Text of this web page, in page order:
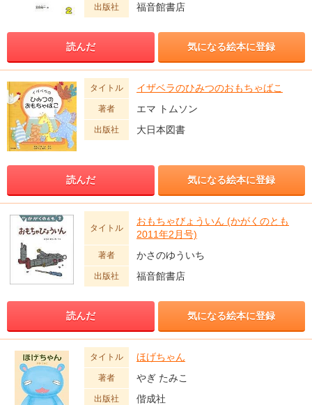
出版社 福音館書店
読んだ 気になる絵本に登録
タイトル イザベラのひみつのおもちゃばこ
著者 エマ トムソン
出版社 大日本図書
読んだ 気になる絵本に登録
タイトル
おもちゃびょういん (かがくのとも
2011年2月号)
著者 かさのゆういち
出版社 福音館書店
読んだ 気になる絵本に登録
タイトル ほげちゃん
著者 やぎ たみこ
出版社 偕成社